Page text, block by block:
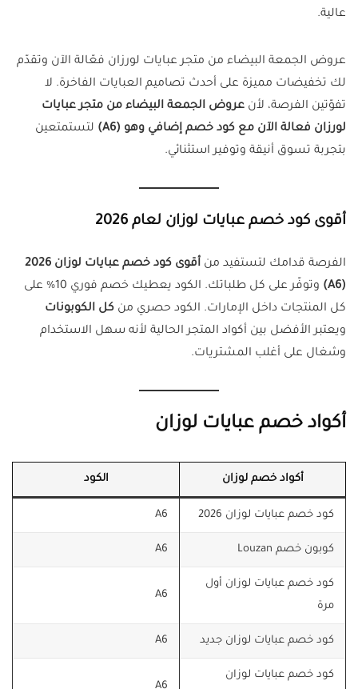
عالية.
عروض الجمعة البيضاء من متجر عبايات لورزان فعّالة الآن وتقدّم
لك تخفيضات مميزة على أحدث تصاميم العبايات الفاخرة. لا
تفوّتين الفرصة، لأن عروض الجمعة البيضاء من متجر عبايات
لورزان فعالة الآن مع كود خصم إضافي وهو (A6)
لتستمتعين
بتجربة تسوق أنيقة وتوفير استثنائي.
أقوى كود خصم عبايات لوزان لعام 2026
الفرصة قدامك لتستفيد من
أقوى كود خصم عبايات لوزان 2026
(A6)
وتوفّر على كل طلباتك. الكود يعطيك خصم فوري 10% على
كل المنتجات داخل الإمارات. الكود حصري من كل الكوبونات
ويعتبر الأفضل بين أكواد المتجر الحالية لأنه سهل الاستخدام
وشغال على أغلب المشتريات.
أكواد خصم عبايات لوزان
أكواد خصم لوزان الكود
كود خصم عبايات لوزان 2026 A6
كوبون خصم Louzan A6
كود خصم عبايات لوزان أول
مرة
A6
كود خصم عبايات لوزان جديد A6
كود خصم عبايات لوزان
A6